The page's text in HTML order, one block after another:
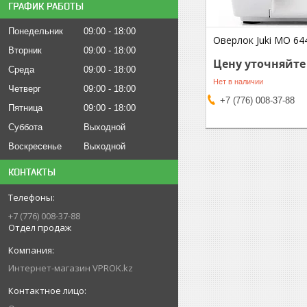
ГРАФИК РАБОТЫ
Понедельник 09:00
18:00
Вторник
09:00
18:00
Среда
09:00
18:00
Четверг
09:00
18:00
Пятница
09:00
18:00
Суббота
Выходной
Воскресенье
Выходной
КОНТАКТЫ
+7 (776) 008-37-88
Отдел продаж
Интернет-магазин VPROK.kz
Оверлок Juki MO
Цену уточняйте
Нет в наличии
+7 (776) 008-37-88